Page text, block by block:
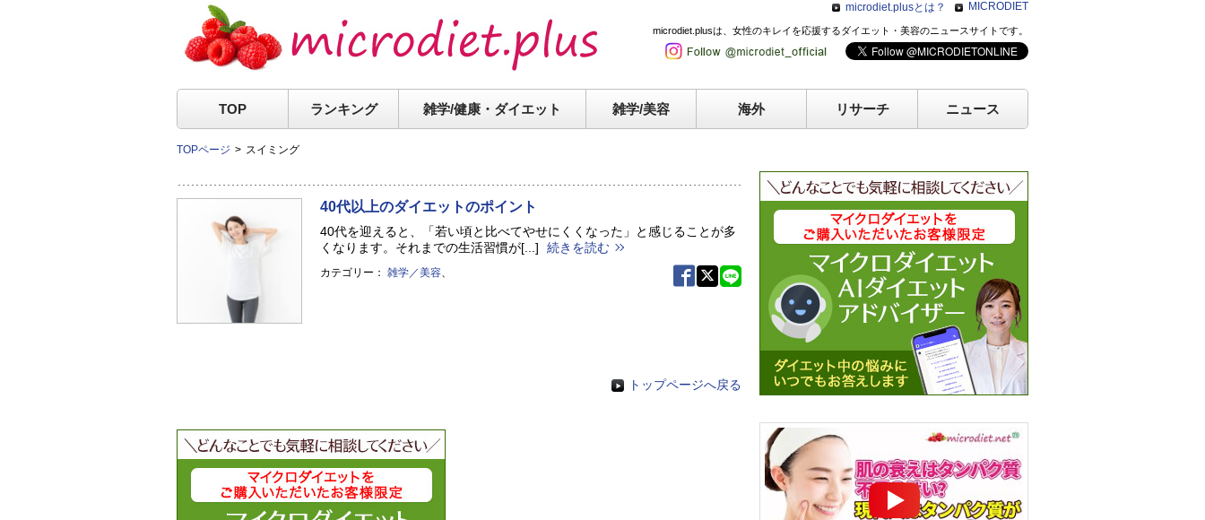
microdiet.plusとは？ MICRODIET
microdiet.plusは、女性のキレイを応援するダイエット・美容のニュースサイトです。
TOP ランキング 雑学/健康・ ダイエット 雑学/美容 海外 リサーチ ニュース
TOPページ スイミング
40代以上のダイエットのポイント
40代を迎えると、「若い頃と比べてやせにくくなった」と感じることが多
くなります。それまでの生活習慣が[...]
続きを読む
カテゴリー：雑学／美容、
トップページへ戻る